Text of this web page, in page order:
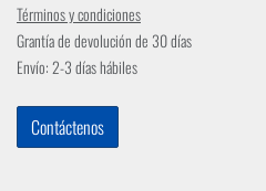
Términos y condiciones
Grantía de devolución de 30 días
Envío: 2-3 días hábiles
Contáctenos